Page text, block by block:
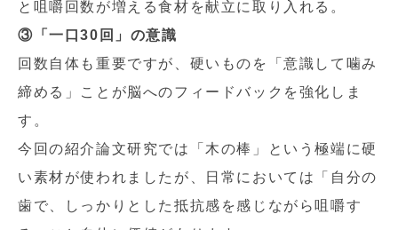
と咀嚼回数が増える食材を献立に取り入れる。
③「一口30回」の意識
回数自体も重要ですが、硬いものを「意識して噛み
締める」ことが脳へのフィードバックを強化しま
す。
今回の紹介論文研究では「木の棒」という極端に硬
い素材が使われましたが、日常においては「自分の
歯で、しっかりとした抵抗感を感じながら咀嚼す